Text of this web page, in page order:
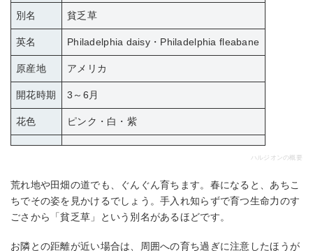
別名 貧乏草
英名 Philadelphia daisy・Philadelphia fleabane
原産地 アメリカ
開花時期 3～6月
花色 ピンク・白・紫
ハルジオンの概要
荒れ地や田畑の道でも、ぐんぐん育ちます。春になると、あちこ
ちでその姿を見かけるでしょう。手入れ知らずで育つ生命力のす
ごさから「貧乏草」という別名があるほどです。
お隣との距離が近い場合は、周囲への育ち過ぎに注意したほうが